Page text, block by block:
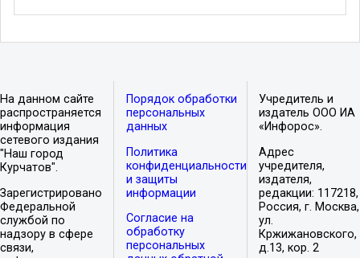
На данном сайте
распространяется
информация
сетевого издания
"Наш город
Курчатов".
Зарегистрировано
Федеральной
службой по
надзору в сфере
связи,
Порядок обработки
персональных
данных
Политика
конфиденциальности
и защиты
информации
Согласие на
обработку
персональных
Учредитель и
издатель ООО ИА
«Инфорос».
Адрес
учредителя,
издателя,
редакции: 117218,
Россия, г. Москва,
ул.
Кржижановского,
д.13, кор. 2